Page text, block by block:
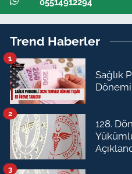
05514912294
Trend Haberler
Sağlık
1
128.
2
3